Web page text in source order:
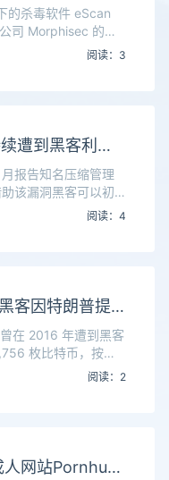
投毒
的杀毒软件 eScan
司 Morphisec 的研
的更新基础设
阅读：3
遭到黑客利用
报告知名压缩管理
该漏洞黑客可以初
洞编号 CVE-2025-
阅读：4
客因特朗普提
元的比特币
在 2016 年遭到黑客
枚比特币，按照
元。在 2022 年美国
阅读：2
网站Pornhub